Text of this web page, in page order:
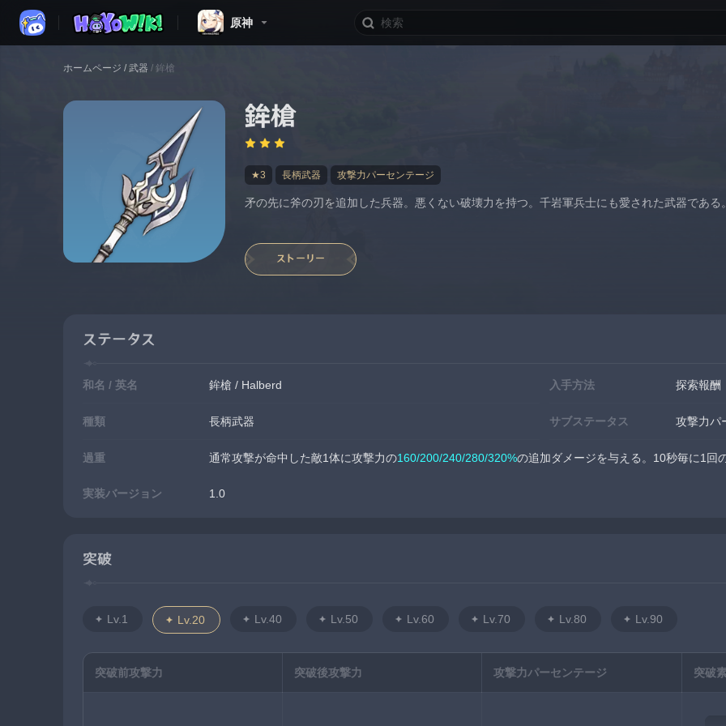
原神
ホームページ / 武器 / 鉾槍
鉾槍
★3 長柄武器 攻撃力パーセンテージ
矛の先に斧の刃を追加した兵器。悪くない破壊力を持つ。千岩軍兵士にも愛された武器である
ストーリー
ステータス
和名 / 英名 鉾槍 / Halberd 入手方法 探索報酬
種類 長柄武器 サブステータス 攻撃力パ
過重 通常攻撃が命中した敵1体に攻撃力の160/200/240/280/320%の追加ダメージを与える。10秒毎に1回
実装バージョン 1.0
突破
Lv.1 Lv.20 Lv.40 Lv.50 Lv.60 Lv.70 Lv.80 Lv.90
突破前攻撃力 突破後攻撃力 攻撃力パーセンテージ 突破